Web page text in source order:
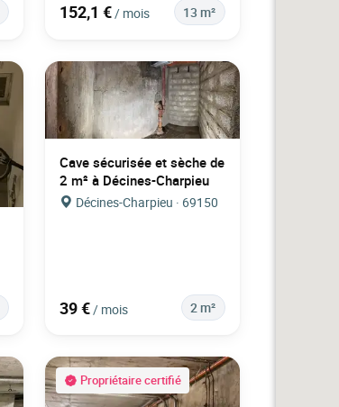
152,1 €/ mois 13 m²
Cave sécurisée et sèche de
2 m² à Décines-Charpieu
Décines-Charpieu · 69150
39 € / mois 2 m²
Propriétaire certifié